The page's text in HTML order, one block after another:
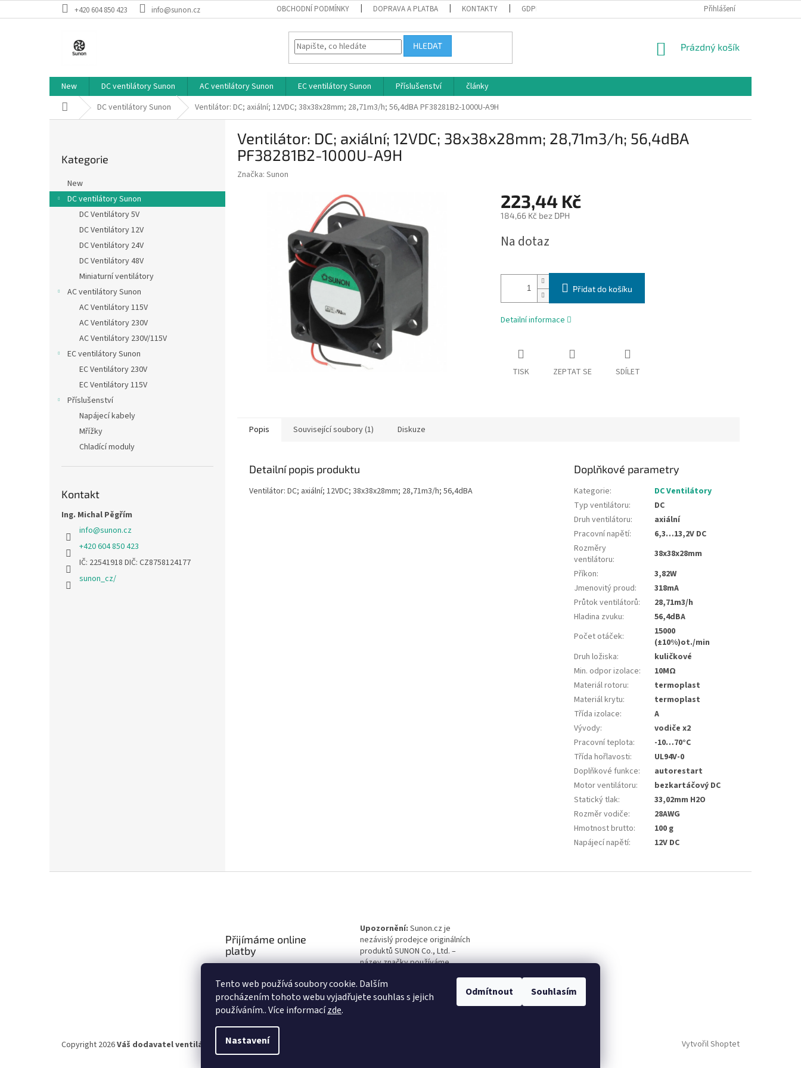
Tento web používá soubory cookie. Dalším
procházením tohoto webu vyjadřujete souhlas s jejich
používáním.. Více informacízde.
Nastavení
Odmítnout Souhlasím
na
+420 604 850 423 info@sunon.cz OBCHODNÍ PODMÍNKY DOPRAVA A PLATBA KONTAKTY GDPR Přihlášení
HLEDAT
NÁKUPNÍ
Prázdný košík
New DC ventilátory Sunon AC ventilátory Sunon EC ventilátory Sunon Příslušenství
články
Domů DC ventilátory Sunon Ventilátor: DC; axiální; 12VDC; 38x38x28mm; 28,71m3/h; 56,4dBA PF38281B2-1000U-A9H
a
n
kategorie
Kategorie
New
DC ventilátory Sunon
DC Ventilátory 5V
DC Ventilátory 12V
DC Ventilátory 24V
DC Ventilátory 48V
Miniaturní ventilátory
AC ventilátory Sunon
AC Ventilátory 115V
AC Ventilátory 230V
AC Ventilátory 230V/115V
EC ventilátory Sunon
EC Ventilátory 230V
EC Ventilátory 115V
Příslušenství
Napájecí kabely
Mřížky
Chladící moduly
Kontakt
Ing. Michal Pěgřím
info@sunon.cz
+420 604 850 423
IČ: 22541918 DIČ: CZ8758124177
sunon_cz/
Ventilátor: DC; axiální; 12VDC; 38x38x28mm; 28,71m3/h; 56,4dBA
PF38281B2-1000U-A9H
Značka: Sunon
223,44 Kč
184,66 Kč bez DPH
cena:
Na dotaz
Přidat do košíku
Detailní informace
TISK ZEPTAT SE SDÍLET
Popis Související soubory (1) Diskuze
Detailní popis produktu
Ventilátor: DC; axiální; 12VDC; 38x38x28mm; 28,71m3/h; 56,4dBA
Doplňkové parametry
Kategorie:
DC Ventilátory
Typ ventilátoru:
DC
Druh ventilátoru:
axiální
Pracovní napětí:
6,3…13,2V DC
Rozměry
ventilátoru:
38x38x28mm
Příkon:
3,82W
Jmenovitý proud:
318mA
Průtok ventilátorů:
28,71m3/h
Hladina zvuku:
56,4dBA
Počet otáček:
15000
(±10%)ot./min
Druh ložiska:
kuličkové
Min. odpor izolace:
10MΩ
Materiál rotoru:
termoplast
Materiál krytu:
termoplast
Třída izolace:
A
Vývody:
vodiče x2
Pracovní teplota:
-10…70°C
Třída hořlavosti:
UL94V-0
Doplňkové funkce:
autorestart
Motor ventilátoru:
bezkartáčový DC
Statický tlak:
33,02mm H2O
Rozměr vodiče:
28AWG
Hmotnost brutto:
100 g
Napájecí napětí: 12V DC
Přijímáme online
platby
Upozornění: Sunon.cz je
nezávislý prodejce originálních
produktů SUNON Co., Ltd. –
název značky používáme
souladu s právem EU.
Vytvořil Shoptet
Copyright 2026Váš dodavatel ventilátorů Ing. Lucie Pěgřímová. Provozovatel e-shopu